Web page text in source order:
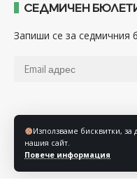
Използваме бисквитки, за
нашия сайт.
Повече информация
СЕДМИЧЕН
Запиши се за седмичния